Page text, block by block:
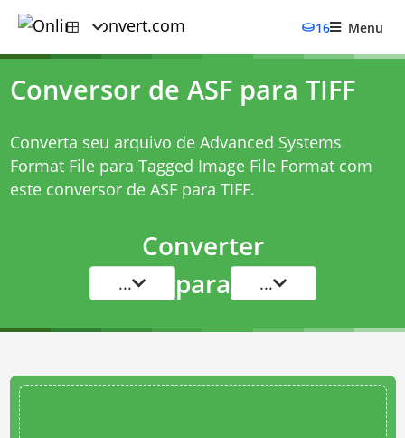
16 Menu
Conversor de ASF para TIFF
Converta seu arquivo de Advanced Systems
Format File para Tagged Image File Format com
este conversor de ASF para TIFF.
Converter
... para ...